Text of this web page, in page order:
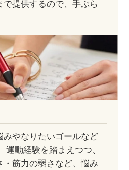
で提供するので、手ぶら
みやなりたいゴールなど
運動経験を踏まえつつ、
・筋力の弱さなど、悩み